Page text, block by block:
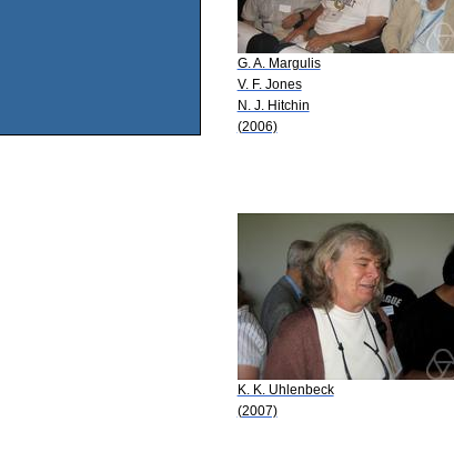
G. A. Margulis
V. F. Jones
N. J. Hitchin
(2006)
K. K. Uhlenbeck
(2007)